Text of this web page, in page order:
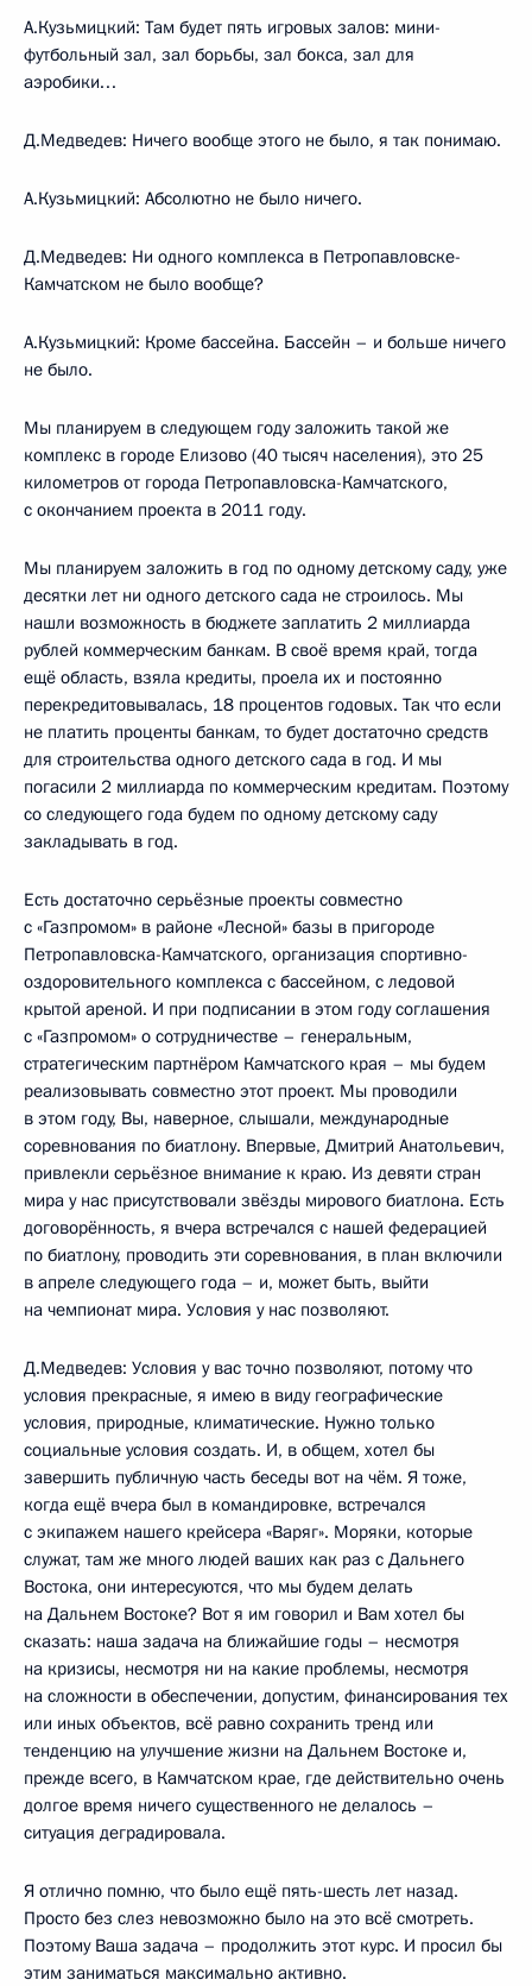
А.Кузьмицкий: Там будет пять игровых залов: мини-
футбольный зал, зал борьбы, зал бокса, зал для
аэробики…
Д.Медведев: Ничего вообще этого не было, я так понимаю.
А.Кузьмицкий: Абсолютно не было ничего.
Д.Медведев: Ни одного комплекса в Петропавловске-
Камчатском не было вообще?
А.Кузьмицкий: Кроме бассейна. Бассейн – и больше ничего
не было.
Мы планируем в следующем году заложить такой же
комплекс в городе Елизово (40 тысяч населения), это 25
километров от города Петропавловска-Камчатского,
с окончанием проекта в 2011 году.
Мы планируем заложить в год по одному детскому саду, уже
десятки лет ни одного детского сада не строилось. Мы
нашли возможность в бюджете заплатить 2 миллиарда
рублей коммерческим банкам. В своё время край, тогда
ещё область, взяла кредиты, проела их и постоянно
перекредитовывалась, 18 процентов годовых. Так что если
не платить проценты банкам, то будет достаточно средств
для строительства одного детского сада в год. И мы
погасили 2 миллиарда по коммерческим кредитам. Поэтому
со следующего года будем по одному детскому саду
закладывать в год.
Есть достаточно серьёзные проекты совместно
с «Газпромом» в районе «Лесной» базы в пригороде
Петропавловска-Камчатского, организация спортивно-
оздоровительного комплекса с бассейном, с ледовой
крытой ареной. И при подписании в этом году соглашения
с «Газпромом» о сотрудничестве – генеральным,
стратегическим партнёром Камчатского края – мы будем
реализовывать совместно этот проект. Мы проводили
в этом году, Вы, наверное, слышали, международные
соревнования по биатлону. Впервые, Дмитрий Анатольевич,
привлекли серьёзное внимание к краю. Из девяти стран
мира у нас присутствовали звёзды мирового биатлона. Есть
договорённость, я вчера встречался с нашей федерацией
по биатлону, проводить эти соревнования, в план включили
в апреле следующего года – и, может быть, выйти
на чемпионат мира. Условия у нас позволяют.
Д.Медведев: Условия у вас точно позволяют, потому что
условия прекрасные, я имею в виду географические
условия, природные, климатические. Нужно только
социальные условия создать. И, в общем, хотел бы
завершить публичную часть беседы вот на чём. Я тоже,
когда ещё вчера был в командировке, встречался
с экипажем нашего крейсера «Варяг». Моряки, которые
служат, там же много людей ваших как раз с Дальнего
Востока, они интересуются, что мы будем делать
на Дальнем Востоке? Вот я им говорил и Вам хотел бы
сказать: наша задача на ближайшие годы – несмотря
на кризисы, несмотря ни на какие проблемы, несмотря
на сложности в обеспечении, допустим, финансирования тех
или иных объектов, всё равно сохранить тренд или
тенденцию на улучшение жизни на Дальнем Востоке и,
прежде всего, в Камчатском крае, где действительно очень
долгое время ничего существенного не делалось –
ситуация деградировала.
Я отлично помню, что было ещё пять-шесть лет назад.
Просто без слез невозможно было на это всё смотреть.
Поэтому Ваша задача – продолжить этот курс. И просил бы
этим заниматься максимально активно.